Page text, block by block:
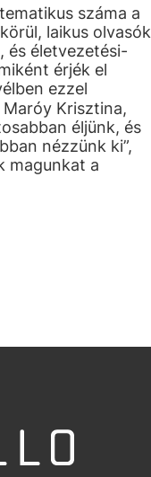
száma a
laikus olvasók
és életvezetési-
érjék el
ezzel
Krisztina,
éljünk, és
nézzünk ki”,
magunkat a